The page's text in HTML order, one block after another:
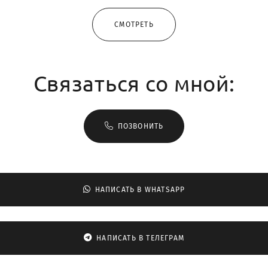
СМОТРЕТЬ
Связаться со мной:
ПОЗВОНИТЬ
НАПИСАТЬ В WHATSAPP
НАПИСАТЬ В ТЕЛЕГРАМ